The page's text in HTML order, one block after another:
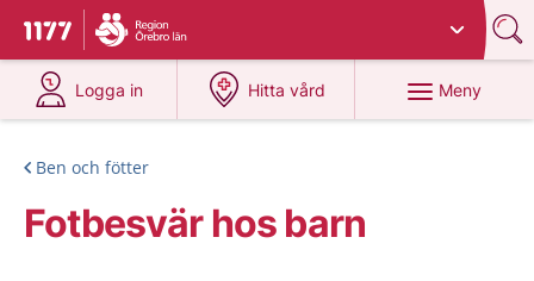
Till startsidan för 1177
Du har valt region
Logga in
på 1177.se
Hitta vård
på 1177.se
Meny
Ben och fötter
Fotbesvär hos barn